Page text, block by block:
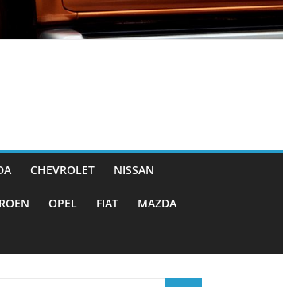
CHEVROLET NISSAN
OPEL FIAT MAZDA